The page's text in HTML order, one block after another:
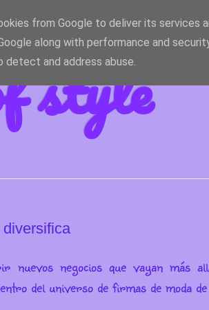
style
nuevos negocios que vayan más
del universo de firmas de moda
from Google to deliver its services
along with performance and
and address abuse.